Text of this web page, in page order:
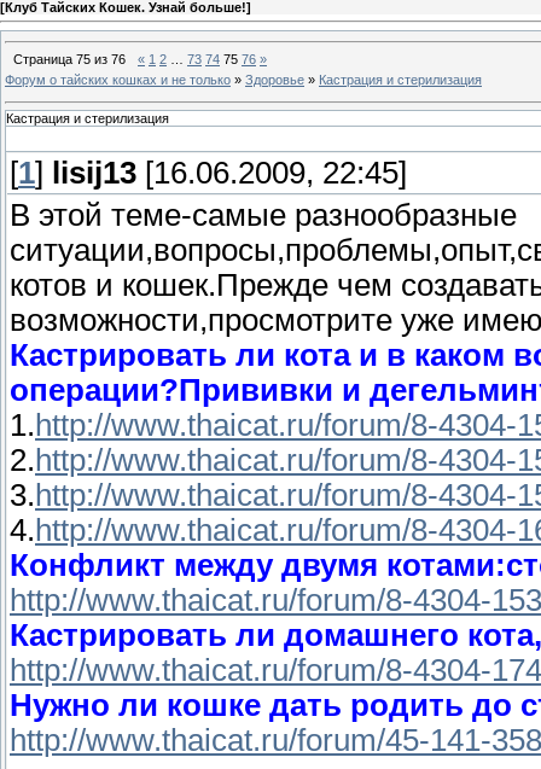
[Клуб Тайских Кошек. Узнай больше!]
Страница 75 из 76 « 1 2 73 74 75 76 »
Форум о тайских кошках и не только » Здоровье » Кастрация и стерилизация
Кастрация и стерилизация
[1] lisij13 [16.06.2009, 22:45]
В этой теме-самые разнообразные
котов и кошек.Прежде чем
возможности,просмотрите уже
Кастрировать ли кота и в каком
операции?Прививки и
1. http://www.thaicat.ru/forum/8-4304-
2. http://www.thaicat.ru/forum/8-4304-
3. http://www.thaicat.ru/forum/8-4304-
4. http://www.thaicat.ru/forum/8-4304-
Конфликт между двумя
http://www.thaicat.ru/forum/8-4304-
Кастрировать ли домашнего
http://www.thaicat.ru/forum/8-4304-
Нужно ли кошке дать родить до
http://www.thaicat.ru/forum/45-141-